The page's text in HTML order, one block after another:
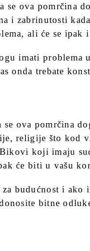
se ova pomrčina
i zabrinutosti
ali će se ipak
imati problema
onda trebate
ova pomrčina
religije što kod
koji imaju
će biti u vašu
budućnost i ako
bitne